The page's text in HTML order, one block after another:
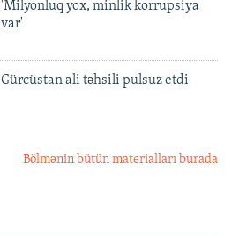
'Milyonluq yox, minlik korrupsiya
var'
Gürcüstan ali təhsili pulsuz etdi
Bölmənin bütün materialları burada